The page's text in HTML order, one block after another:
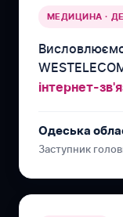
МЕДИЦИНА ·
інтернет-
Одеська
Заступник